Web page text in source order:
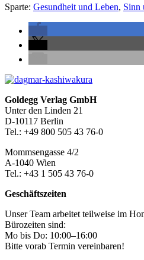
Sparte: Gesundheit und Leben, Sinn
Seitenleiste
Footer-
Section
Goldegg Verlag GmbH
Unter den Linden 21
D-10117 Berlin
Tel.: +49 800 505 43 76-0
Mommsengasse 4/2
A-1040 Wien
Tel.: +43 1 505 43 76-0
Geschäftszeiten
Unser Team arbeitet teilweise im
Bürozeiten sind:
Mo bis Do: 10:00–16:00
Bitte vorab Termin vereinbaren!